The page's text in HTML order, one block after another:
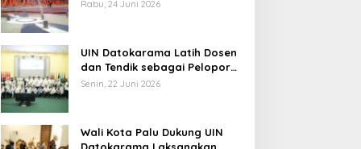
Usulkan Perubahan Aturan
Main demi Bersihkan Politik
Rabu, 24 Juni 2026
UIN Datokarama Latih Dosen
dan Tendik sebagai Pelopor
Moderasi Beragama
Senin, 22 Juni 2026
Wali Kota Palu Dukung UIN